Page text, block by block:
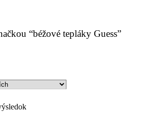
“béžové tepláky Guess”